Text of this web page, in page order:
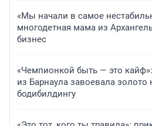
«Мы начали в самое
многодетная мама из
бизнес
«Чемпионкой быть — это
из Барнаула завоевала золото
бодибилдингу